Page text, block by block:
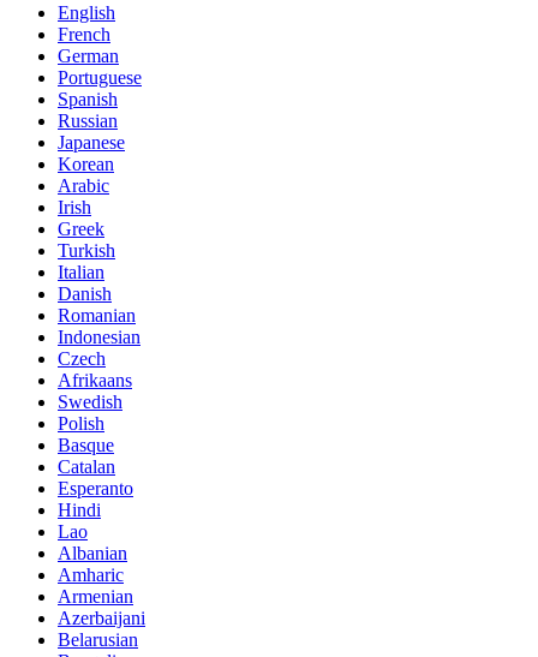
English
French
German
Portuguese
Spanish
Russian
Japanese
Korean
Arabic
Irish
Greek
Turkish
Italian
Danish
Romanian
Indonesian
Czech
Afrikaans
Swedish
Polish
Basque
Catalan
Esperanto
Hindi
Lao
Albanian
Amharic
Armenian
Azerbaijani
Belarusian